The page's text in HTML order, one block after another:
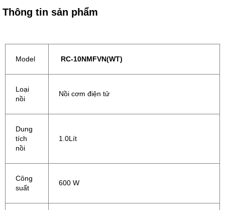
Thông tin sản phẩm
Model RC-10NMFVN(WT)
Loại
nồi
Nồi cơm điện tử
Dung
tích
nồi
1.0Lít
Công
suất
600 W